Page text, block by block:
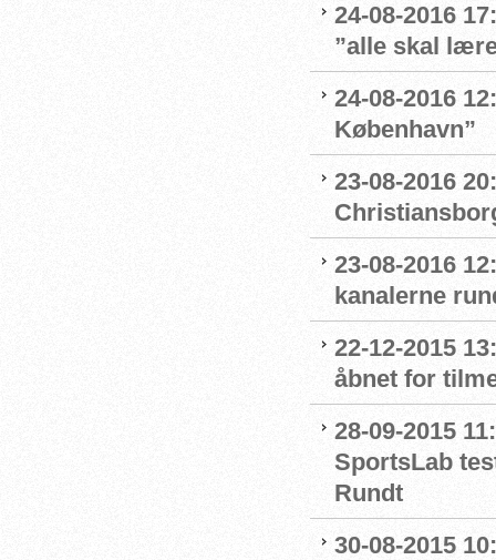
24-08-2016
”alle skal
24-08-2016
København”
23-08-2016
23-08-2016
kanalerne
22-12-2015
åbnet for
28-09-2015
SportsLab
Rundt
30-08-2015